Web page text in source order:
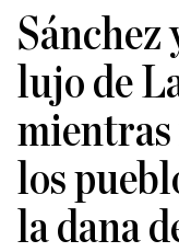
Sánchez
lujo de
mientras
los
la dana